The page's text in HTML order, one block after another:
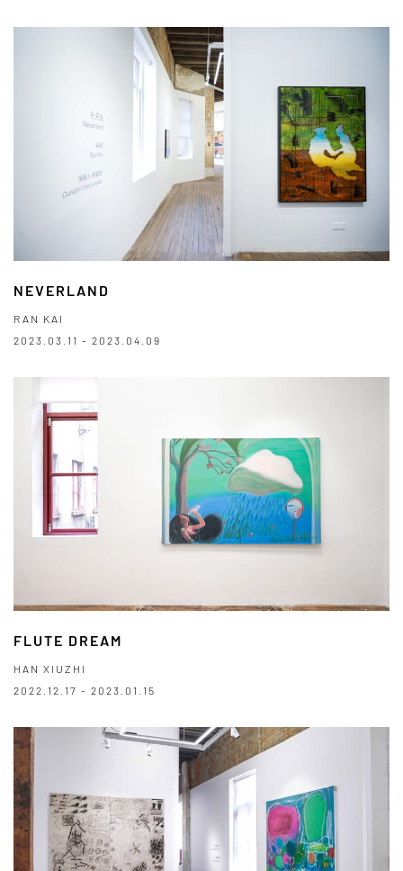
NEVERLAND
RAN KAI
2023.03.11 - 2023.04.09
FLUTE DREAM
HAN XIUZHI
2022.12.17 - 2023.01.15